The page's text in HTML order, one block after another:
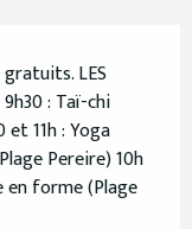
LES
: Taï-chi
et 11h : Yoga
Pereire) 10h
en forme (Plage